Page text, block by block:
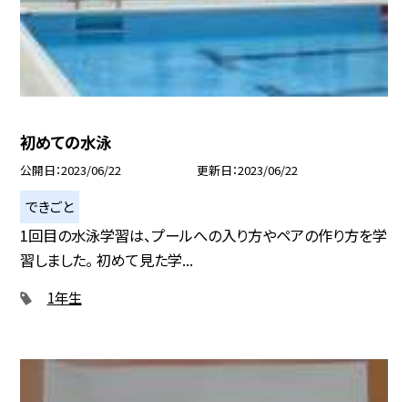
初めての水泳
公開日 2023/06/22 更新日 2023/06/22
できごと
1回目の水泳学習は、プールへの入り方やペアの作り方を学
習しました。 初めて見た学...
1年生